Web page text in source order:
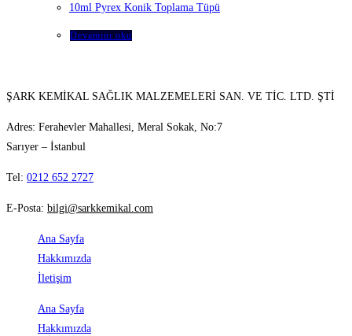
10ml Pyrex Konik Toplama Tüpü
Devamını oku
ŞARK KEMİKAL SAĞLIK MALZEMELERİ SAN. VE TİC. LTD. ŞTİ
Adres: Ferahevler Mahallesi, Meral Sokak, No:7
Sarıyer – İstanbul
Tel: 0212 652 2727
E-Posta: bilgi@sarkkemikal.com
Ana Sayfa
Hakkımızda
İletişim
Ana Sayfa
Hakkımızda